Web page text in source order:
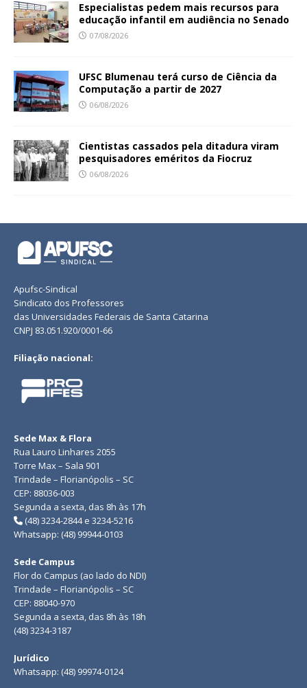
Especialistas pedem mais recursos para
educação infantil em audiência no Senado
07/08/2026
UFSC Blumenau terá curso de Ciência da
Computação a partir de 2027
06/08/2026
Cientistas cassados pela ditadura viram
pesquisadores eméritos da Fiocruz
06/08/2026
Apufsc-Sindical
Sindicato dos Professores
das Universidades Federais de Santa Catarina
CNPJ 83.051.920/0001-66
Filiação nacional:
Sede Max & Flora
Rua Lauro Linhares 2055
Torre Max – Sala 901
Trindade – Florianópolis – SC
CEP: 88036-003
Segunda a sexta, das 8h às 17h
(48) 3234-2844 e 3234-5216
Whatsapp: (48) 99944-0103
Sede Campus
Flor do Campus (ao lado do NDI)
Trindade – Florianópolis – SC
CEP: 88040-970
Segunda a sexta, das 8h às 18h
(48) 3234-3187
Jurídico
Whatsapp: (48) 99974-0124